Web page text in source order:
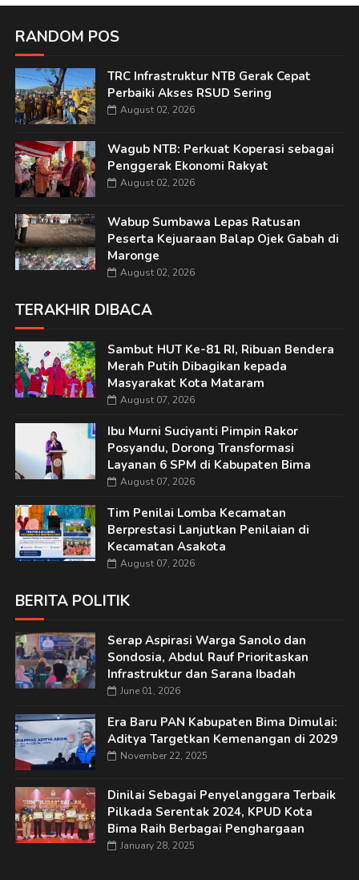
RANDOM POS
TRC Infrastruktur NTB Gerak Cepat
Perbaiki Akses RSUD Sering
August 02, 2026
Wagub NTB: Perkuat Koperasi sebagai
Penggerak Ekonomi Rakyat
August 02, 2026
Wabup Sumbawa Lepas Ratusan
Peserta Kejuaraan Balap Ojek Gabah di
Maronge
August 02, 2026
TERAKHIR DIBACA
Sambut HUT Ke-81 RI, Ribuan Bendera
Merah Putih Dibagikan kepada
Masyarakat Kota Mataram
August 07, 2026
Ibu Murni Suciyanti Pimpin Rakor
Posyandu, Dorong Transformasi
Layanan 6 SPM di Kabupaten Bima
August 07, 2026
Tim Penilai Lomba Kecamatan
Berprestasi Lanjutkan Penilaian di
Kecamatan Asakota
August 07, 2026
BERITA POLITIK
Serap Aspirasi Warga Sanolo dan
Sondosia, Abdul Rauf Prioritaskan
Infrastruktur dan Sarana Ibadah
June 01, 2026
Era Baru PAN Kabupaten Bima Dimulai:
Aditya Targetkan Kemenangan di 2029
November 22, 2025
Dinilai Sebagai Penyelanggara Terbaik
Pilkada Serentak 2024, KPUD Kota
Bima Raih Berbagai Penghargaan
January 28, 2025